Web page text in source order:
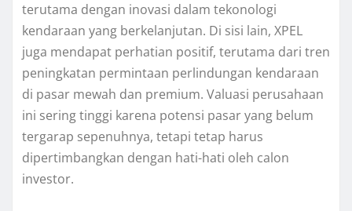
terutama dengan inovasi dalam tekonologi
kendaraan yang berkelanjutan. Di sisi lain, XPEL
juga mendapat perhatian positif, terutama dari tren
peningkatan permintaan perlindungan kendaraan
di pasar mewah dan premium. Valuasi perusahaan
ini sering tinggi karena potensi pasar yang belum
tergarap sepenuhnya, tetapi tetap harus
dipertimbangkan dengan hati-hati oleh calon
investor.